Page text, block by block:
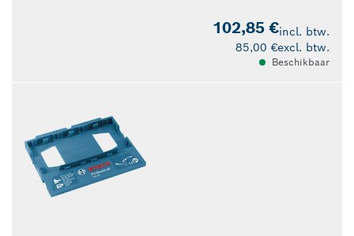
102,85 €incl. btw.
85,00 €excl. btw.
Beschikbaar